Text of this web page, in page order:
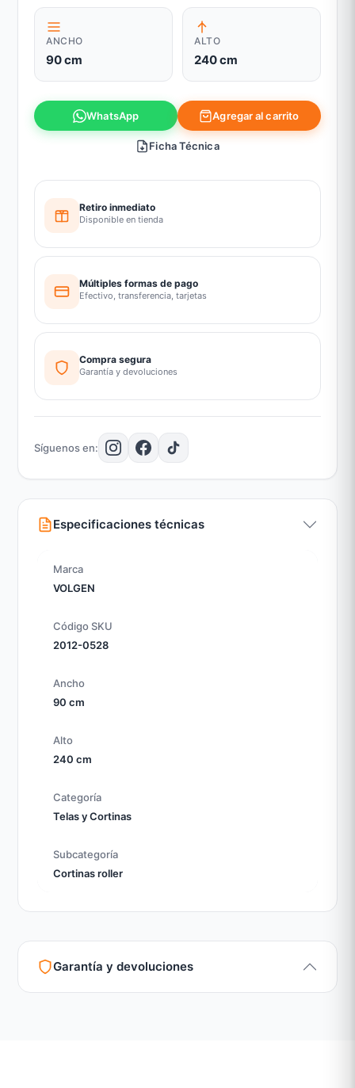
Especificaciones técnicas
Marca
VOLGEN
Código SKU
2012-0528
Ancho
90 cm
Alto
240 cm
Categoría
Telas y Cortinas
Subcategoría
Cortinas roller
Garantía y devoluciones
ANCHO
90 cm
ALTO
240 cm
WhatsApp Agregar al carrito
Ficha Técnica
Retiro inmediato
Disponible en tienda
Múltiples formas de pago
Efectivo, transferencia, tarjetas
Compra segura
Garantía y devoluciones
Síguenos en: